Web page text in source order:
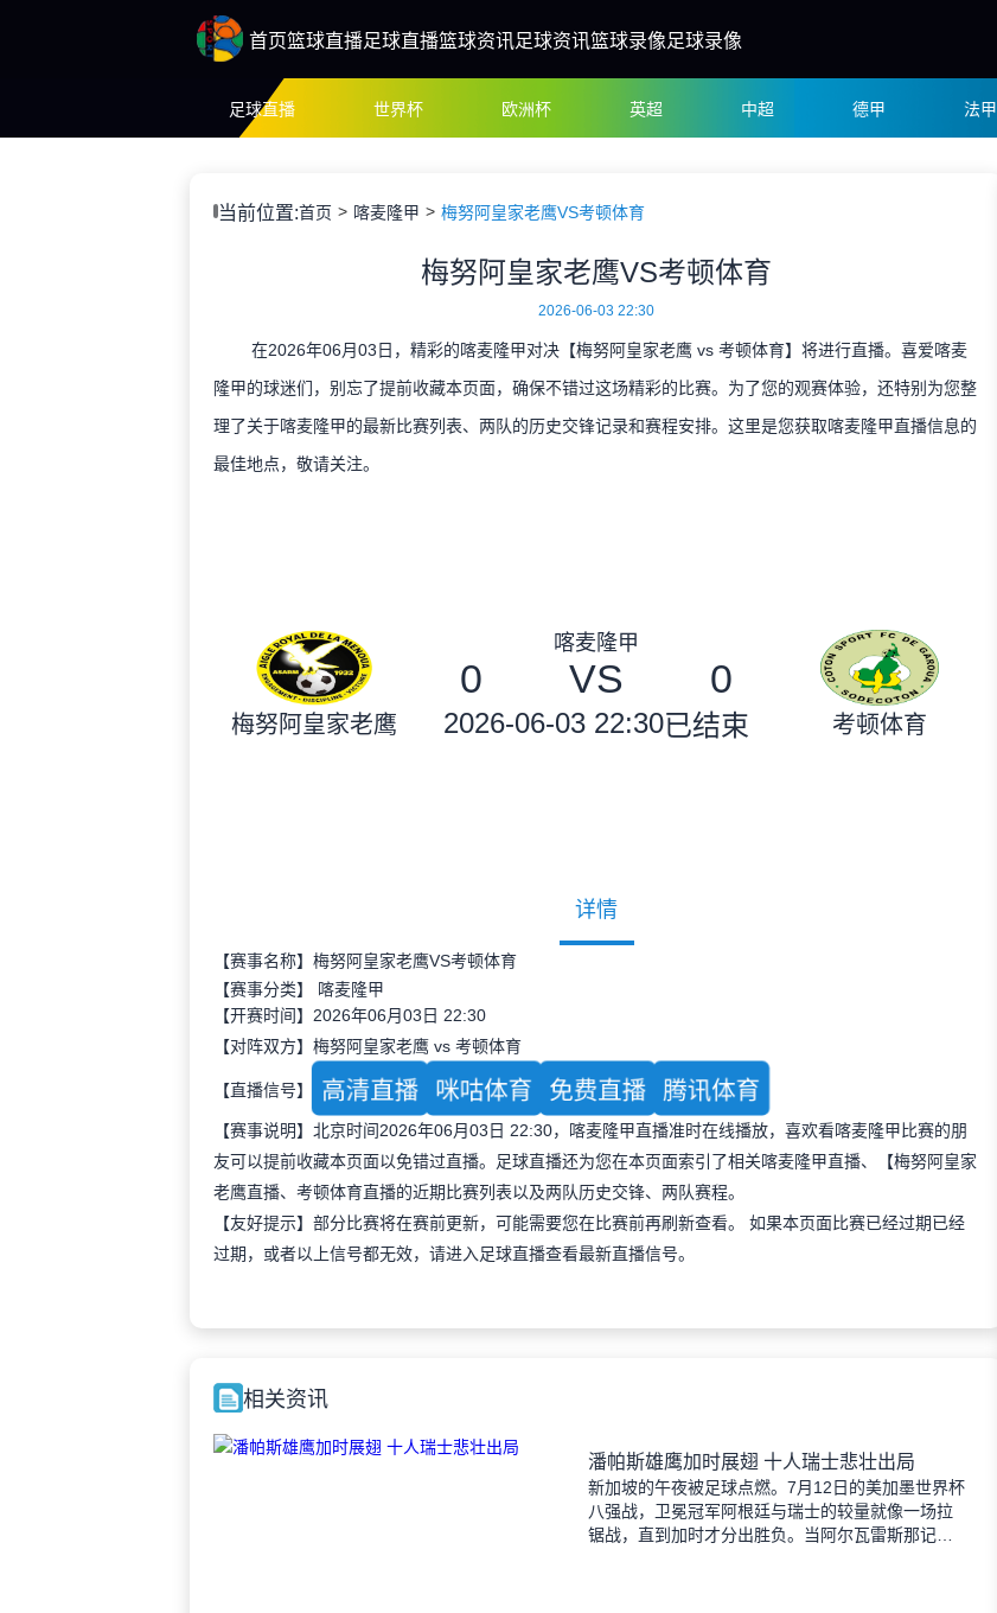
首页篮球直播足球直播篮球资讯足球资讯篮球录像足球录像
足球直播 世界杯 欧洲杯 英超 中超 德甲 法甲
当前位置:首页 喀麦隆甲 梅努阿皇家老鹰VS考顿体育
梅努阿皇家老鹰VS考顿体育
2026-06-03 22:30
在2026年06月03日，精彩的喀麦隆甲对决【梅努阿皇家老鹰 vs 考顿体育】将进行直播。喜爱喀麦
隆甲的球迷们，别忘了提前收藏本页面，确保不错过这场精彩的比赛。为了您的观赛体验，还特别为您整
理了关于喀麦隆甲的最新比赛列表、两队的历史交锋记录和赛程安排。这里是您获取喀麦隆甲直播信息的
最佳地点，敬请关注。
梅努阿皇家老鹰
喀麦隆甲
0 VS 0
2026-06-03 22:30已结束 考顿体育
详情
【赛事名称】梅努阿皇家老鹰VS考顿体育
【赛事分类】
喀麦隆甲
【开赛时间】2026年06月03日 22:30
【对阵双方】梅努阿皇家老鹰 vs 考顿体育
【直播信号】 高清直播 咪咕体育 免费直播 腾讯体育
【赛事说明】北京时间2026年06月03日 22:30，喀麦隆甲直播准时在线播放，喜欢看喀麦隆甲比赛的朋
友可以提前收藏本页面以免错过直播。足球直播还为您在本页面索引了相关喀麦隆甲直播、【梅努阿皇家
老鹰直播、考顿体育直播的近期比赛列表以及两队历史交锋、两队赛程。
【友好提示】部分比赛将在赛前更新，可能需要您在比赛前再刷新查看。 如果本页面比赛已经过期已经
过期，或者以上信号都无效，请进入足球直播查看最新直播信号。
相关资讯
潘帕斯雄鹰加时展翅 十人瑞士悲壮出局
新加坡的午夜被足球点燃。7月12日的美加墨世界杯
八强战，卫冕冠军阿根廷与瑞士的较量就像一场拉
锯战，直到加时才分出胜负。当阿尔瓦雷斯那记弧